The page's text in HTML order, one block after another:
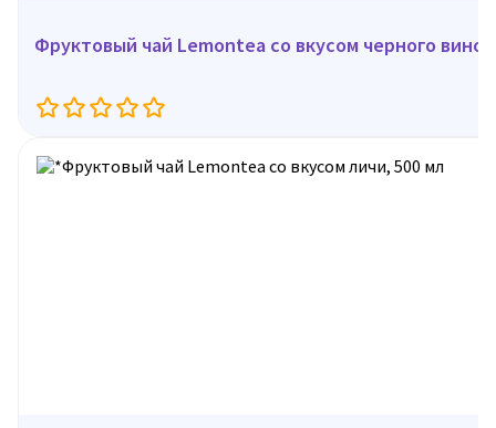
Фруктовый чай Lemontea со вкусом черного